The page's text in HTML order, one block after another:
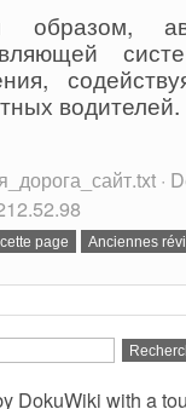
образом,
водителей.
·
DokuWiki with a